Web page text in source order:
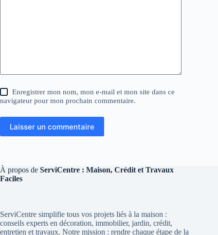
Enregistrer mon nom, mon e-mail et mon site dans ce
navigateur pour mon prochain commentaire.
Laisser un commentaire
À propos de ServiCentre : Maison, Crédit et Travaux
Faciles
ServiCentre simplifie tous vos projets liés à la maison :
conseils experts en décoration, immobilier, jardin, crédit,
entretien et travaux. Notre mission : rendre chaque étape de la